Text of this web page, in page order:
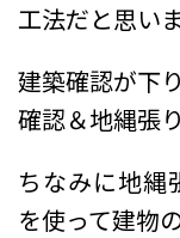
工法だと思いま
建築確認が下
確認＆地縄張
ちなみに地縄
を使って建物